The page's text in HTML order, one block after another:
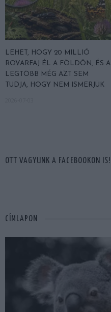
LEHET, HOGY 20 MILLIÓ
ROVARFAJ ÉL A FÖLDÖN, ÉS A
LEGTÖBB MÉG AZT SEM
TUDJA, HOGY NEM ISMERJÜK
OTT VAGYUNK A FACEBOOKON IS!
CÍMLAPON